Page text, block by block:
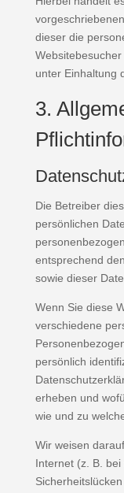
dieser die
unter Einhaltung
3.
Die Betreiber
persönlichen
entsprechend
sowie dieser
Wenn Sie diese
verschiedene
persönlich
erheben und
wie und zu
Wir weisen
Internet (z. B.